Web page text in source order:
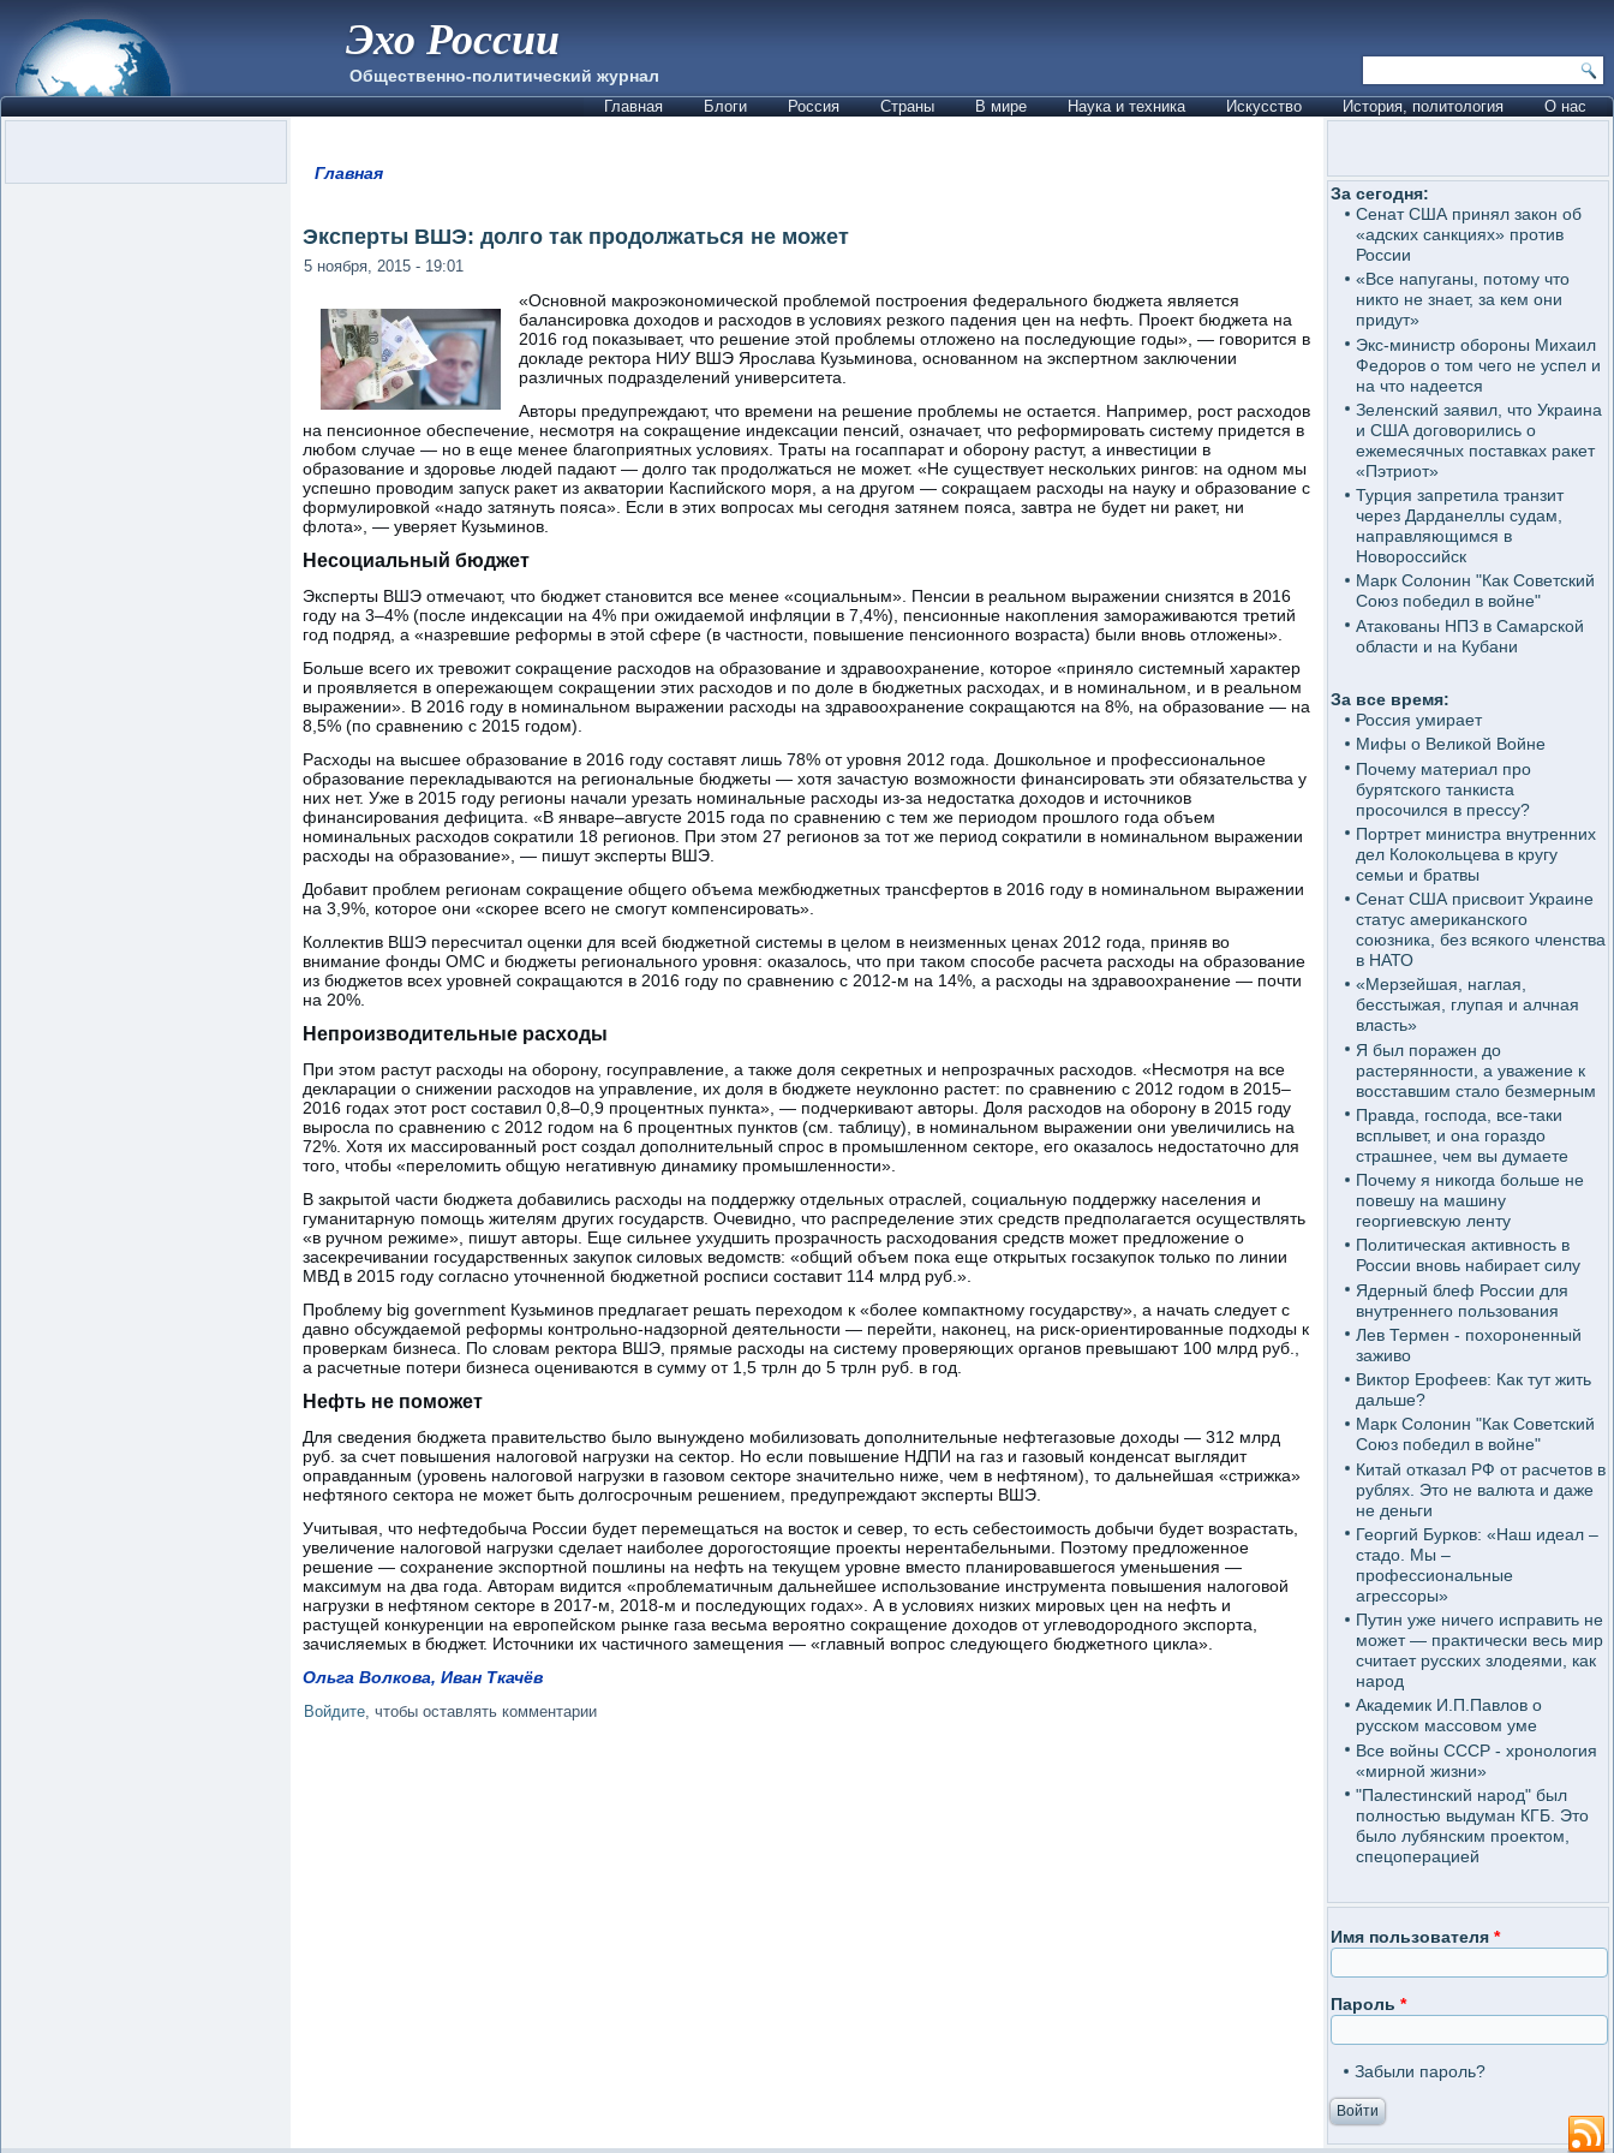
Эхо России
Общественно-политический журнал
Главная Блоги Россия Страны В мире Наука и техника Искусство История, политология О нас
Главная
Эксперты ВШЭ: долго так продолжаться не может
5 ноября, 2015 - 19:01
«Основной макроэкономической проблемой построения федерального бюджета является
балансировка доходов и расходов в условиях резкого падения цен на нефть. Проект бюджета на
2016 год показывает, что решение этой проблемы отложено на последующие годы», — говорится в
докладе ректора НИУ ВШЭ Ярослава Кузьминова, основанном на экспертном заключении
различных подразделений университета.
Авторы предупреждают, что времени на решение проблемы не остается. Например, рост расходов
на пенсионное обеспечение, несмотря на сокращение индексации пенсий, означает, что реформировать систему придется в
любом случае — но в еще менее благоприятных условиях. Траты на госаппарат и оборону растут, а инвестиции в
образование и здоровье людей падают — долго так продолжаться не может. «Не существует нескольких рингов: на одном мы
успешно проводим запуск ракет из акватории Каспийского моря, а на другом — сокращаем расходы на науку и образование с
формулировкой «надо затянуть пояса». Если в этих вопросах мы сегодня затянем пояса, завтра не будет ни ракет, ни
флота», — уверяет Кузьминов.
Несоциальный бюджет
Эксперты ВШЭ отмечают, что бюджет становится все менее «социальным». Пенсии в реальном выражении снизятся в 2016
году на 3–4% (после индексации на 4% при ожидаемой инфляции в 7,4%), пенсионные накопления замораживаются третий
год подряд, а «назревшие реформы в этой сфере (в частности, повышение пенсионного возраста) были вновь отложены».
Больше всего их тревожит сокращение расходов на образование и здравоохранение, которое «приняло системный характер
и проявляется в опережающем сокращении этих расходов и по доле в бюджетных расходах, и в номинальном, и в реальном
выражении». В 2016 году в номинальном выражении расходы на здравоохранение сокращаются на 8%, на образование — на
8,5% (по сравнению с 2015 годом).
Расходы на высшее образование в 2016 году составят лишь 78% от уровня 2012 года. Дошкольное и профессиональное
образование перекладываются на региональные бюджеты — хотя зачастую возможности финансировать эти обязательства у
них нет. Уже в 2015 году регионы начали урезать номинальные расходы из-за недостатка доходов и источников
финансирования дефицита. «В январе–августе 2015 года по сравнению с тем же периодом прошлого года объем
номинальных расходов сократили 18 регионов. При этом 27 регионов за тот же период сократили в номинальном выражении
расходы на образование», — пишут эксперты ВШЭ.
Добавит проблем регионам сокращение общего объема межбюджетных трансфертов в 2016 году в номинальном выражении
на 3,9%, которое они «скорее всего не смогут компенсировать».
Коллектив ВШЭ пересчитал оценки для всей бюджетной системы в целом в неизменных ценах 2012 года, приняв во
внимание фонды ОМС и бюджеты регионального уровня: оказалось, что при таком способе расчета расходы на образование
из бюджетов всех уровней сокращаются в 2016 году по сравнению с 2012-м на 14%, а расходы на здравоохранение — почти
на 20%.
Непроизводительные расходы
При этом растут расходы на оборону, госуправление, а также доля секретных и непрозрачных расходов. «Несмотря на все
декларации о снижении расходов на управление, их доля в бюджете неуклонно растет: по сравнению с 2012 годом в 2015–
2016 годах этот рост составил 0,8–0,9 процентных пункта», — подчеркивают авторы. Доля расходов на оборону в 2015 году
выросла по сравнению с 2012 годом на 6 процентных пунктов (см. таблицу), в номинальном выражении они увеличились на
72%. Хотя их массированный рост создал дополнительный спрос в промышленном секторе, его оказалось недостаточно для
того, чтобы «переломить общую негативную динамику промышленности».
В закрытой части бюджета добавились расходы на поддержку отдельных отраслей, социальную поддержку населения и
гуманитарную помощь жителям других государств. Очевидно, что распределение этих средств предполагается осуществлять
«в ручном режиме», пишут авторы. Еще сильнее ухудшить прозрачность расходования средств может предложение о
засекречивании государственных закупок силовых ведомств: «общий объем пока еще открытых госзакупок только по линии
МВД в 2015 году согласно уточненной бюджетной росписи составит 114 млрд руб.».
Проблему big government Кузьминов предлагает решать переходом к «более компактному государству», а начать следует с
давно обсуждаемой реформы контрольно-надзорной деятельности — перейти, наконец, на риск-ориентированные подходы к
проверкам бизнеса. По словам ректора ВШЭ, прямые расходы на систему проверяющих органов превышают 100 млрд руб.,
а расчетные потери бизнеса оцениваются в сумму от 1,5 трлн до 5 трлн руб. в год.
Нефть не поможет
Для сведения бюджета правительство было вынуждено мобилизовать дополнительные нефтегазовые доходы — 312 млрд
руб. за счет повышения налоговой нагрузки на сектор. Но если повышение НДПИ на газ и газовый конденсат выглядит
оправданным (уровень налоговой нагрузки в газовом секторе значительно ниже, чем в нефтяном), то дальнейшая «стрижка»
нефтяного сектора не может быть долгосрочным решением, предупреждают эксперты ВШЭ.
Учитывая, что нефтедобыча России будет перемещаться на восток и север, то есть себестоимость добычи будет возрастать,
увеличение налоговой нагрузки сделает наиболее дорогостоящие проекты нерентабельными. Поэтому предложенное
решение — сохранение экспортной пошлины на нефть на текущем уровне вместо планировавшегося уменьшения —
максимум на два года. Авторам видится «проблематичным дальнейшее использование инструмента повышения налоговой
нагрузки в нефтяном секторе в 2017-м, 2018-м и последующих годах». А в условиях низких мировых цен на нефть и
растущей конкуренции на европейском рынке газа весьма вероятно сокращение доходов от углеводородного экспорта,
зачисляемых в бюджет. Источники их частичного замещения — «главный вопрос следующего бюджетного цикла».
Ольга Волкова, Иван Ткачёв
Войдите , чтобы оставлять комментарии
За сегодня:
Сенат США принял закон об
«адских санкциях» против
России
«Все напуганы, потому что
никто не знает, за кем они
придут»
Экс-министр обороны Михаил
Федоров о том чего не успел и
на что надеется
Зеленский заявил, что Украина
и США договорились о
ежемесячных поставках ракет
«Пэтриот»
Турция запретила транзит
через Дарданеллы судам,
направляющимся в
Новороссийск
Марк Солонин "Как Советский
Союз победил в войне"
Атакованы НПЗ в Самарской
области и на Кубани
За все время:
Россия умирает
Мифы о Великой Войне
Почему материал про
бурятского танкиста
просочился в прессу?
Портрет министра внутренних
дел Колокольцева в кругу
семьи и братвы
Сенат США присвоит Украине
статус американского
союзника, без всякого членства
в НАТО
«Мерзейшая, наглая,
бесстыжая, глупая и алчная
власть»
Я был поражен до
растерянности, а уважение к
восставшим стало безмерным
Правда, господа, все-таки
всплывет, и она гораздо
страшнее, чем вы думаете
Почему я никогда больше не
повешу на машину
георгиевскую ленту
Политическая активность в
России вновь набирает силу
Ядерный блеф России для
внутреннего пользования
Лев Термен - похороненный
заживо
Виктор Ерофеев: Как тут жить
дальше?
Марк Солонин "Как Советский
Союз победил в войне"
Китай отказал РФ от расчетов в
рублях. Это не валюта и даже
не деньги
Георгий Бурков: «Наш идеал –
стадо. Мы –
профессиональные
агрессоры»
Путин уже ничего исправить не
может — практически весь мир
считает русских злодеями, как
народ
Академик И.П.Павлов о
русском массовом уме
Все войны СССР - хронология
«мирной жизни»
"Палестинский народ" был
полностью выдуман КГБ. Это
было лубянским проектом,
спецоперацией
Имя пользователя *
Пароль *
Забыли пароль?